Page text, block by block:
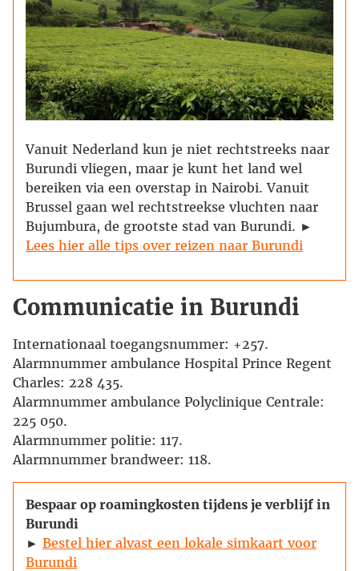
Vanuit Nederland kun je niet rechtstreeks naar
Burundi vliegen, maar je kunt het land wel
bereiken via een overstap in Nairobi. Vanuit
Brussel gaan wel rechtstreekse vluchten naar
Bujumbura, de grootste stad van Burundi. ►
Lees hier alle tips over reizen naar Burundi
Communicatie in Burundi
Internationaal toegangsnummer: +257.
Alarmnummer ambulance Hospital Prince Regent
Charles: 228 435.
Alarmnummer ambulance Polyclinique Centrale:
225 050.
Alarmnummer politie: 117.
Alarmnummer brandweer: 118.
Bespaar op roamingkosten tijdens je verblijf in
Burundi
► Bestel hier alvast een lokale simkaart voor
Burundi